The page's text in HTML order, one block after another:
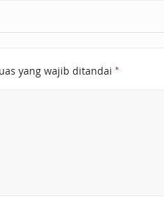
yang wajib ditandai *